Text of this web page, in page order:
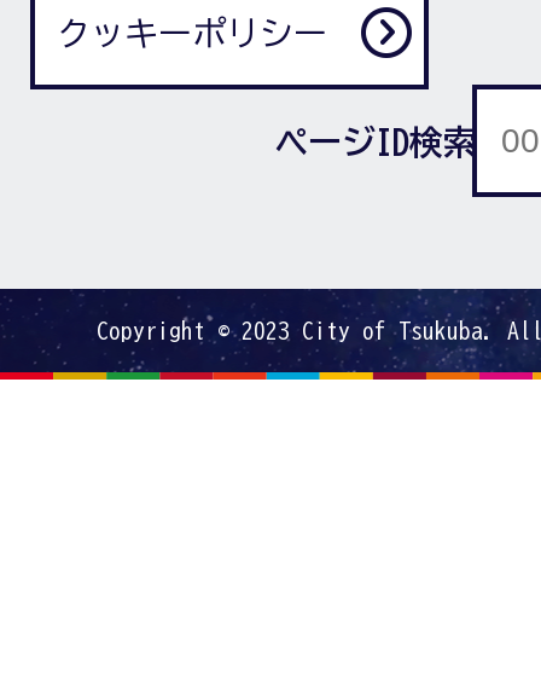
クッキーポリシー
ページID検索
Copyright © 2023 City of Tsukuba.